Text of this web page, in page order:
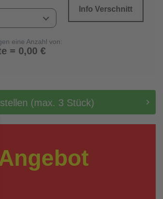
Info Verschnitt
eine Anzahl von:
= 0,00 €
(max. 3 Stück)